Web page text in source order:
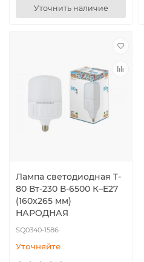
Уточнить наличие
Лампа светодиодная T-
80 Вт-230 В-6500 К–E27
(160x265 мм)
НАРОДНАЯ
SQ0340-1586
Уточняйте